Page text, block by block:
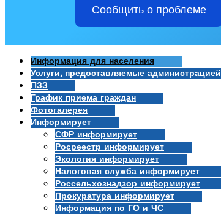
Сообщить о проблеме
Информация для населения
Услуги, предоставляемые администрацией
ПЗЗ
График приема граждан
Фотогалерея
Информирует
СФР информирует
Росреестр информирует
Экология информирует
Налоговая служба информирует
Россельхознадзор информирует
Прокуратура информирует
Информация по ГО и ЧС